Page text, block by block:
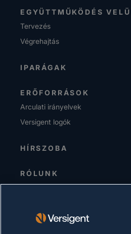
EGYÜTTMŰKÖDÉS
Tervezés
Végrehajtás
IPARÁGAK
ERŐFORRÁSOK
Arculati irányelvek
Versigent logók
HÍRSZOBA
RÓLUNK
Senior Vezetőség
Beszállítók